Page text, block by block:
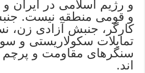
و رژیم اسلامی در ایران
و قومی منطقه نیست.
کارگر، جنبش آزادی زن،
تمایلات سکولاریستی و
سنگرهای مقاومت و پرچم
اند.